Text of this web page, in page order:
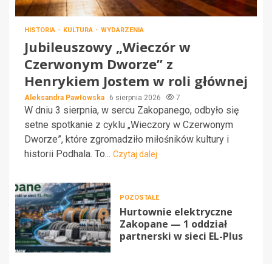
HISTORIA KULTURA WYDARZENIA
Jubileuszowy „Wieczór w
Czerwonym Dworze” z
Henrykiem Jostem w roli głównej
Aleksandra Pawłowska 6 sierpnia 2026 7
W dniu 3 sierpnia, w sercu Zakopanego, odbyło się
setne spotkanie z cyklu „Wieczory w Czerwonym
Dworze”, które zgromadziło miłośników kultury i
historii Podhala. To... Czytaj dalej
POZOSTAŁE
Hurtownie elektryczne
Zakopane — 1 oddział
partnerski w sieci EL-Plus